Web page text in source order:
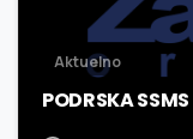
Aktuelno
PODRSKA